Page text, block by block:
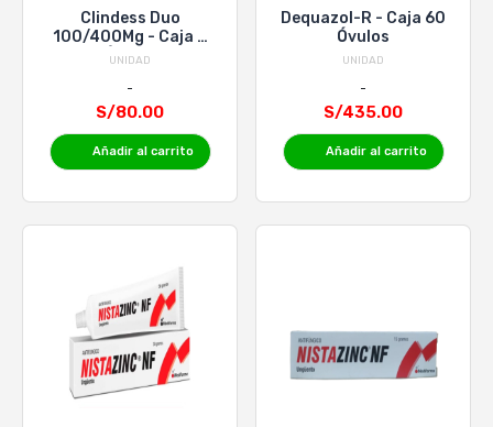
Clindess Duo
100/400Mg - Caja 7
Óvulos
UNIDAD
S/80.00
Añadir al carrito
Dequazol-R - Caja 60
Óvulos
UNIDAD
S/435.00
Añadir al carrito